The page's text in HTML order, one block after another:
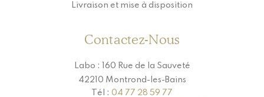
Livraison et mise à disposition
Contactez-Nous
Labo : 160 Rue de la Sauveté
42210 Montrond-les-Bains
Tél : 04 77 28 59 77